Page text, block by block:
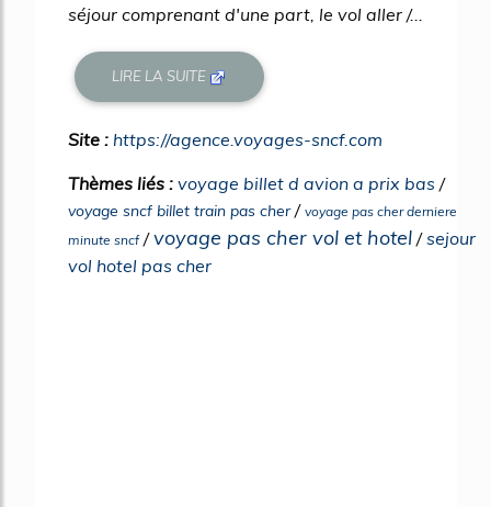
séjour comprenant d'une part, le vol aller /...
LIRE LA SUITE
Site : https://agence.voyages-sncf.com
Thèmes liés : voyage billet d avion a prix bas /
voyage sncf billet train pas cher/ voyage pas cher derniere
minute sncf/voyage pas cher vol et hotel /sejour
vol hotel pas cher